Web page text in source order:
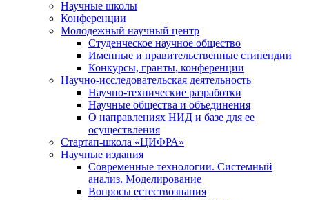
Научные школы
Конференции
Молодежный научный центр
Студенческое научное общество
Именные и правительственные стипендии
Конкурсы, гранты, конференции
Научно-исследовательская деятельность
Научно-технические разработки
Научные общества и объединения
О направлениях НИД и базе для ее
осуществления
Стартап-школа «ЦИФРА»
Научные издания
Современные технологии. Системный
анализ. Моделирование
Вопросы естествознания